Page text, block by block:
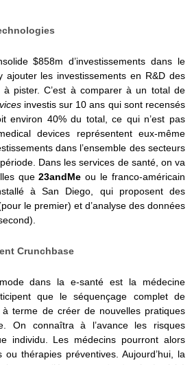
$858m d’investissements dans le
ajouter les investissements en R&D des
à pister. C’est à comparer à un total de
investis sur 10 ans qui sont recensés
environ 40% du total, ce qui n’est pas
devices représentent eux-même
dans l’ensemble des secteurs
Dans les services de santé, on va
que23andMeou le franco-américain
à San Diego,
qui proposent des
le premier) et d’analyse des données
dans la e-santé est la médecine
que le séquençage complet de
à terme de créer de nouvelles pratiques
On connaîtra à l’avance les risques
individu. Les médecins pourront alors
thérapies préventives. Aujourd’hui, la